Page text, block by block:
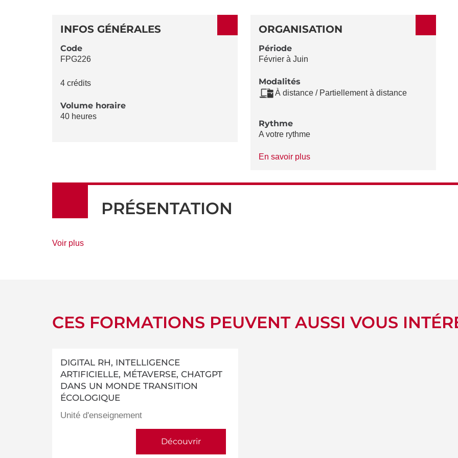
DE
LA
DÉTAILS
INFOS GÉNÉRALES
Code
FPG226
4 crédits
Volume horaire
40 heures
ORGANISATION
Période
Février à Juin
Modalités
À distance / Partiellement à distance
Rythme
A votre rythme
En savoir plusà
Rythme
PRÉSENTATION
Voir plusde
CES FORMATIONS PEUVENT AUSSI VOUS
DIGITAL RH, INTELLIGENCE
ARTIFICIELLE, MÉTAVERSE, CHATGPT
DANS UN MONDE TRANSITION
ÉCOLOGIQUE
Unité d'enseignement
Découvrir